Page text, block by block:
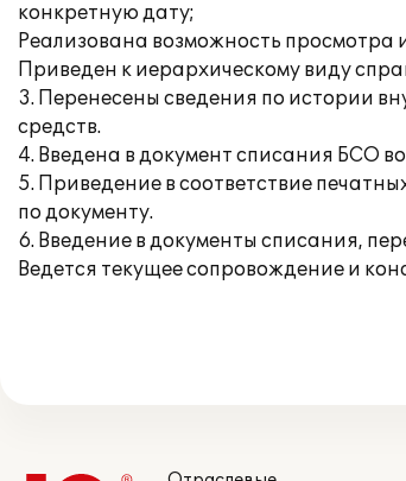
конкретную дату;
Реализована возможность просмотра
Приведен к иерархическому виду
3. Перенесены сведения по истории
средств.
4. Введена в документ списания БСО
5. Приведение в соответствие
по документу.
6. Введение в документы списания,
Ведется текущее сопровождение и